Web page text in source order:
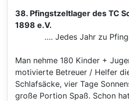
38. Pfingstzeltlager des TC
1898 e.V.
…. Jedes Jahr zu
Man nehme 180 Kinder +
motivierte Betreuer / Helfer
Schlafsäcke, vier Tage
große Portion Spaß. Schon